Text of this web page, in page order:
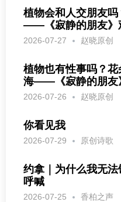
植物会和人交朋友
——《寂静的朋友》
2026-07-27 赵晓原创
植物也有性事吗？
海——《寂静的朋友
2026-07-26 赵晓原创
你看见我
2026-07-29 原创诗歌
约拿｜为什么我无
呼喊
2026-07-25 香柏之声